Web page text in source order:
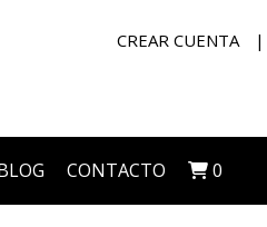
CREAR CUENTA
CONTACTO 0